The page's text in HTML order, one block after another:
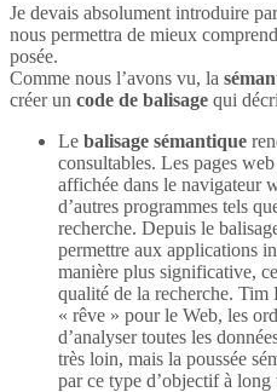
Je devais absolument introduire
nous permettra de mieux
posée.
Comme nous l’avons vu, la
créer un code de balisage qui
Le balisage sémantique
consultables. Les pages
affichée dans le navigateur
d’autres programmes tels
recherche. Depuis le
permettre aux applications
manière plus significative,
qualité de la recherche. Tim
« rêve » pour le Web, les
d’analyser toutes les
très loin, mais la poussée
par ce type d’objectif à long